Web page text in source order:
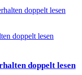
doppelt lesen
doppelt lesen